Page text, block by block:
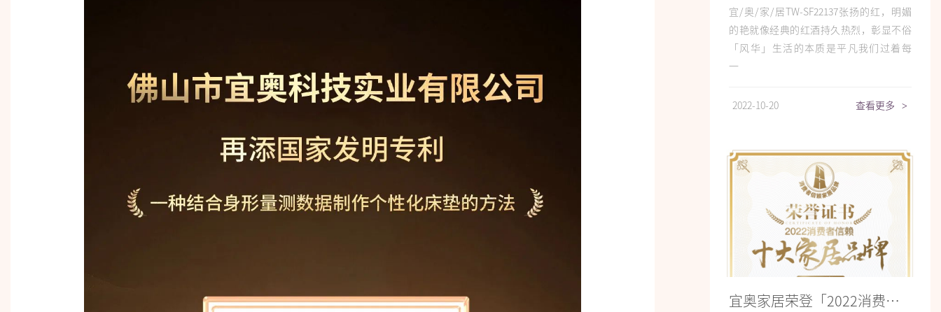
宜/奥/家/居TW-SF22137张扬的红，明媚
的艳就像经典的红酒持久热烈，彰显不俗
「风华」生活的本质是平凡我们过着每
一...
2022-10-20 查看更多 >
宜奥家居荣登「2022消费者信赖十大家居品牌」